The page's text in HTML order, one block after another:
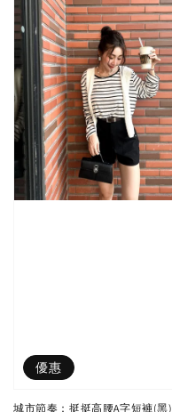
優惠
城市節奏：挺挺高腰A字短褲(黑)